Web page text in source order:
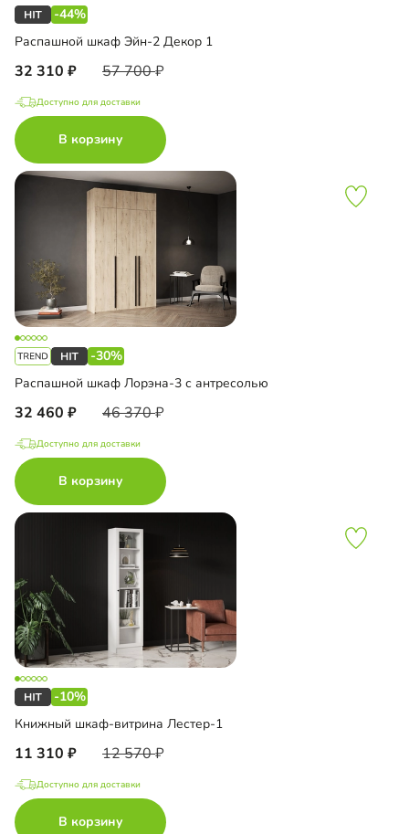
-44%
Распашной шкаф Эйн-2 Декор 1
32 310 57 700
Доступно для доставки
В корзину
-30%
Распашной шкаф Лорэна-3 с антресолью
32 460 46 370
Доступно для доставки
В корзину
-10%
Книжный шкаф-витрина Лестер-1
11 310 12 570
Доступно для доставки
В корзину